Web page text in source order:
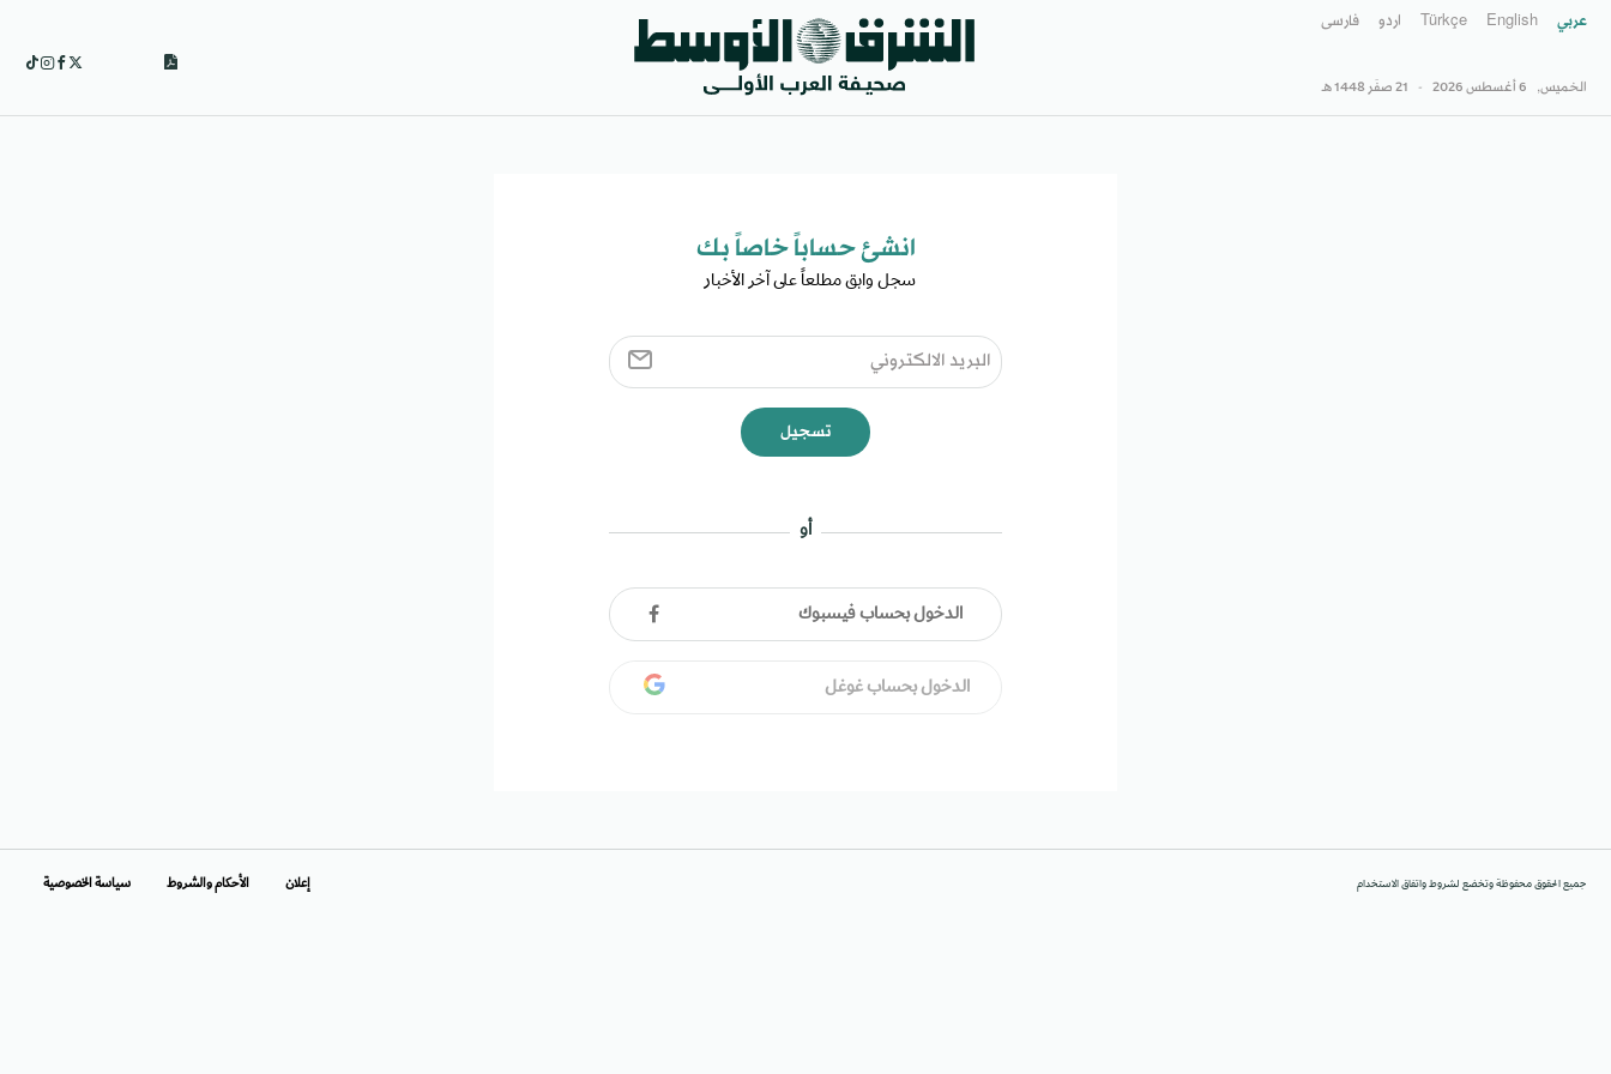
عربي English
Türkçe اردو فارسى
الخميس, 6 أغسطس 2026 - 21 صفَر 1448 هـ
انشئ حساباً خاصاً بك​
سجل وابق مطلعاً على آخر الأخبار ​
تسجيل
أو
الدخول بحساب فيسبوك
الدخول بحساب غوغل
جميع الحقوق محفوظة وتخضع لشروط واتفاق الاستخدام إعلان الأحكام والشروط سياسة الخصوصية